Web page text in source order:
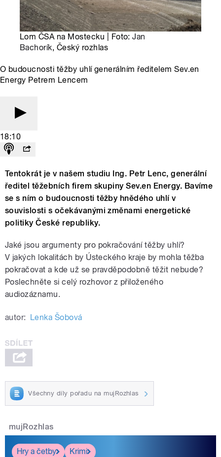
Lom ČSA na Mostecku | Foto:Jan
Bachorík, Český rozhlas
O budoucnosti těžby uhlí generálním ředitelem Sev.en
Energy Petrem Lencem
18:10
Tentokrát je v našem studiu Ing. Petr Lenc, generální
ředitel těžebních firem skupiny Sev.en Energy. Bavíme
se s ním o budoucnosti těžby hnědého uhlí v
souvislosti s očekávanými změnami energetické
politiky České republiky.
Jaké jsou argumenty pro pokračování těžby uhlí?
V jakých lokalitách by Ústeckého kraje by mohla těžba
pokračovat a kde už se pravděpodobně těžit nebude?
Poslechněte si celý rozhovor z přiloženého
audiozáznamu.
autor: Lenka Šobová
Všechny díly pořadu na mujRozhlas
mujRozhlas
Hry a četby
Krimi